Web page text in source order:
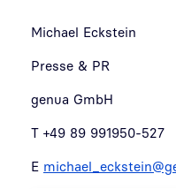
Michael Eckstein
Presse & PR
genua GmbH
T +49 89 991950-527
E